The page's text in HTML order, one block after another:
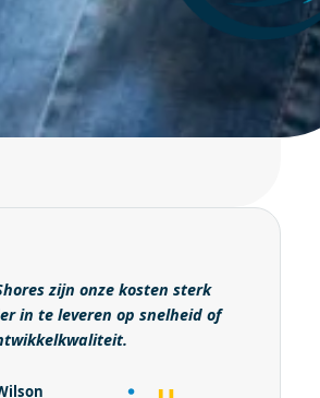
zonder
intern
zijn onze kosten sterk
in te leveren op snelheid of